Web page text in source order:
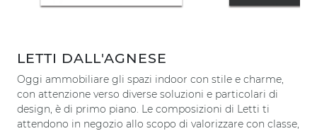
LETTI DALL'AGNESE
Oggi ammobiliare gli spazi indoor con stile e charme,
con attenzione verso diverse soluzioni e particolari di
design, è di primo piano. Le composizioni di Letti ti
attendono in negozio allo scopo di valorizzare con classe,